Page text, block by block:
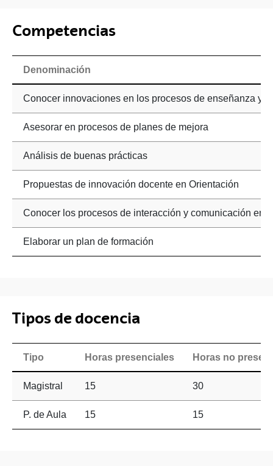
Competencias
Denominación
Conocer innovaciones en los procesos de enseñanza y
Asesorar en procesos de planes de mejora
Análisis de buenas prácticas
Propuestas de innovación docente en Orientación
Conocer los procesos de interacción y comunicación en
Elaborar un plan de formación
Tipos de docencia
Tipo Horas presenciales Horas no
Magistral 15 30
P. de Aula 15 15